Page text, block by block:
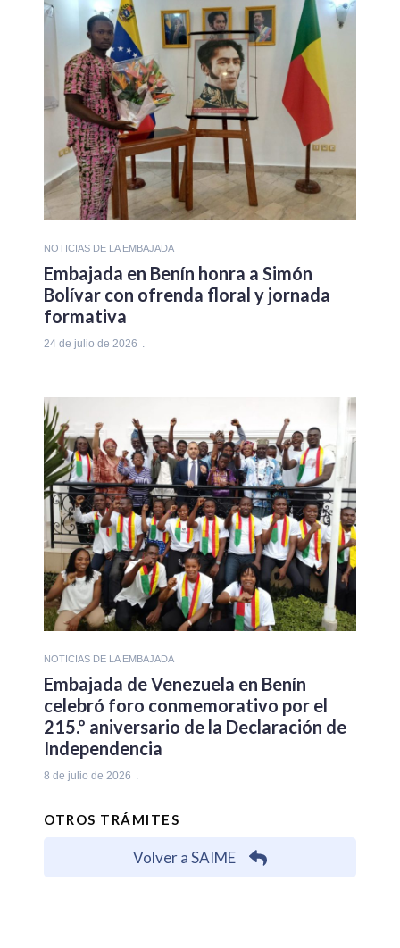
NOTICIAS DE LA EMBAJADA
Embajada en Benín honra a Simón
Bolívar con ofrenda floral y jornada
formativa
24 de julio de 2026
NOTICIAS DE LA EMBAJADA
Embajada de Venezuela en Benín
celebró foro conmemorativo por el
215.º aniversario de la Declaración de
Independencia
8 de julio de 2026
OTROS TRÁMITES
Volver a SAIME